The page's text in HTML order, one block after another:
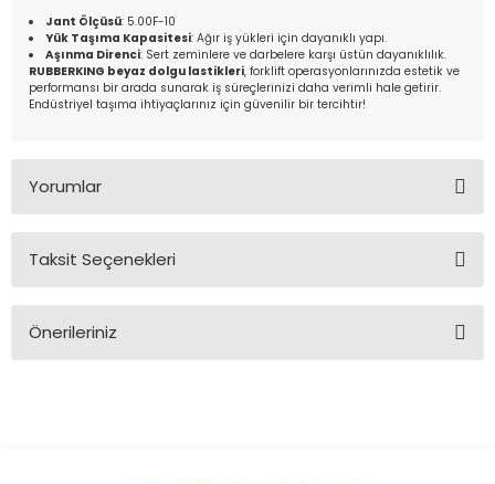
Jant Ölçüsü: 5.00F-10
Yük Taşıma Kapasitesi: Ağır iş yükleri için dayanıklı yapı.
Aşınma Direnci: Sert zeminlere ve darbelere karşı üstün dayanıklılık.
RUBBERKING beyaz dolgu lastikleri, forklift operasyonlarınızda estetik ve
performansı bir arada sunarak iş süreçlerinizi daha verimli hale getirir.
Endüstriyel taşıma ihtiyaçlarınız için güvenilir bir tercihtir!
Yorumlar
Taksit Seçenekleri
Önerileriniz